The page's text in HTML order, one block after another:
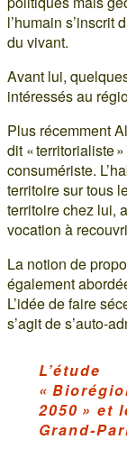
l’humain s’inscrit
du vivant.
Avant lui,
intéressés au
Plus récemment
dit « territorialiste
consumériste.
territoire sur tous
territoire chez lui,
vocation à
La notion de
également
L’idée de faire
s’agit de s’auto-
L’étude
«
2050 » et
Grand-